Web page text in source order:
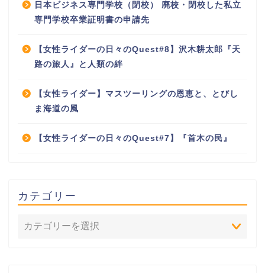
日本ビジネス専門学校（閉校） 廃校・閉校した私立
専門学校卒業証明書の申請先
【女性ライダーの日々のQuest#8】沢木耕太郎『天
路の旅人』と人類の絆
【女性ライダー】マスツーリングの恩恵と、とびし
ま海道の風
【女性ライダーの日々のQuest#7】『首木の民』
カテゴリー